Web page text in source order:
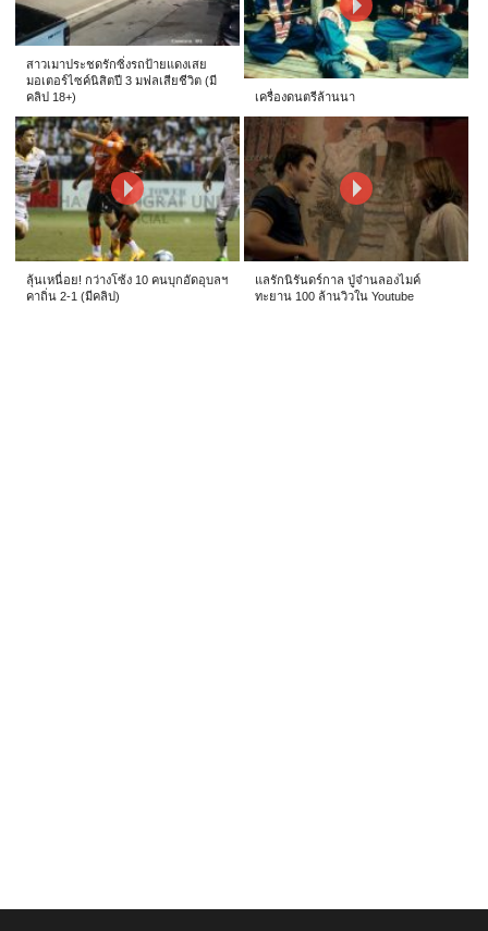
สาวเมาประชดรักซิ่งรถป้ายแดงเสย
มอเตอร์ไซค์นิสิตปี 3 มฟลเสียชีวิต (มี
คลิป 18+)
เครื่องดนตรีล้านนา
ลุ้นเหนื่อย! กว่างโซ้ง 10 คนบุกอัดอุบลฯ
คาถิ่น 2-1 (มีคลิป)
แลรักนิรันดร์กาล ปู่จ๋านลองไมค์
ทะยาน 100 ล้านวิวใน Youtube